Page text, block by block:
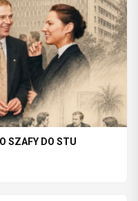
SZAFY DO STU